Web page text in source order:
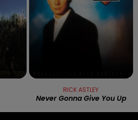
RICK ASTLEY
Never Gonna Give You Up